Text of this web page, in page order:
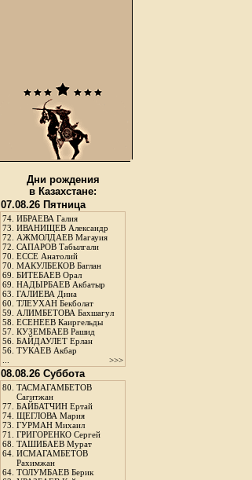
Дни рождения
в Казахстане:
07.08.26 Пятница
74. ИБРАЕВА Галия
73. ИВАНИЩЕВ Александр
72. АЖМОЛДАЕВ Магауия
72. САПАРОВ Табылгали
70. ЕССЕ Анатолий
70. МАКУЛБЕКОВ Баглан
69. БИТЕБАЕВ Орал
69. НАДЫРБАЕВ Акбатыр
63. ГАЛИЕВА Дина
60. ТЛЕУХАН Бекболат
59. АЛИМБЕТОВА Бахшагул
58. ЕСЕНЕЕВ Каиргельды
57. КУЗЕМБАЕВ Рашид
56. БАЙДАУЛЕТ Ерлан
56. ТУКАЕВ Акбар
>>>
08.08.26 Суббота
80. ТАСМАГАМБЕТОВ
Сагитжан
77. БАЙБАТЧИН Ертай
74. ЩЕГЛОВА Мария
73. ГУРМАН Михаил
71. ГРИГОРЕНКО Сергей
68. ТАШИБАЕВ Мурат
64. ИСМАГАМБЕТОВ
Рахимжан
64. ТОЛУМБАЕВ Берик